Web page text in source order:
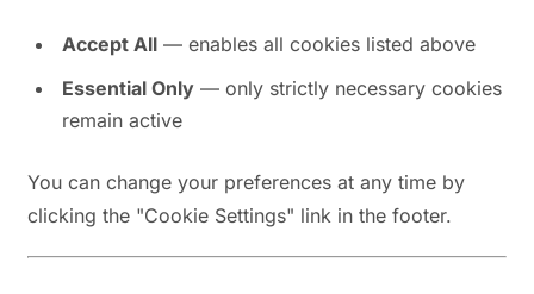
Accept All — enables all cookies listed above
Essential Only — only strictly necessary cookies
remain active
You can change your preferences at any time by
clicking the "Cookie Settings" link in the footer.